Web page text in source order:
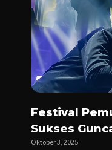
Festival
Sukses
Oktober 3, 2025